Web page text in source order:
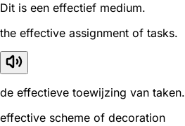
Dit is een effectief medium.
the effective assignment of tasks.
de effectieve toewijzing van taken.
effective scheme of decoration